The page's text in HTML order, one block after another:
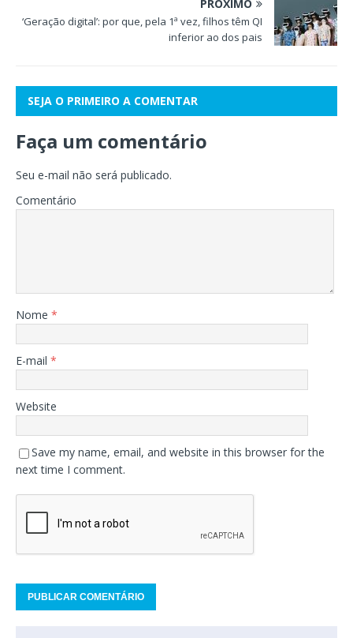
PRÓXIMO
‘Geração digital’: por que, pela 1ª vez, filhos têm QI
inferior ao dos pais
SEJA O PRIMEIRO A COMENTAR
Faça um comentário
Seu e-mail não será publicado.
Comentário
Nome *
E-mail *
Website
Save my name, email, and website in this browser for the
next time I comment.